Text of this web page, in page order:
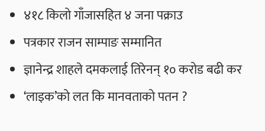
४१८ किलो गाँजासहित ४ जना पक्राउ
पत्रकार राजन साम्पाङ सम्मानित
ज्ञानेन्द्र शाहले दमकलाई तिरेनन् १० करोड बढी कर
‘लाइक’को लत कि मानवताको पतन ?